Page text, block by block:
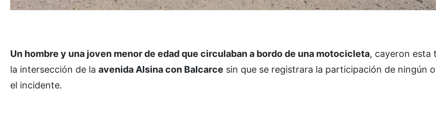
Un hombre y una joven menor de edad que circulaban a bordo de una motocicleta, cayeron esta
la intersección de la avenida Alsina con Balcarce sin que se registrara la participación de ningún
el incidente.